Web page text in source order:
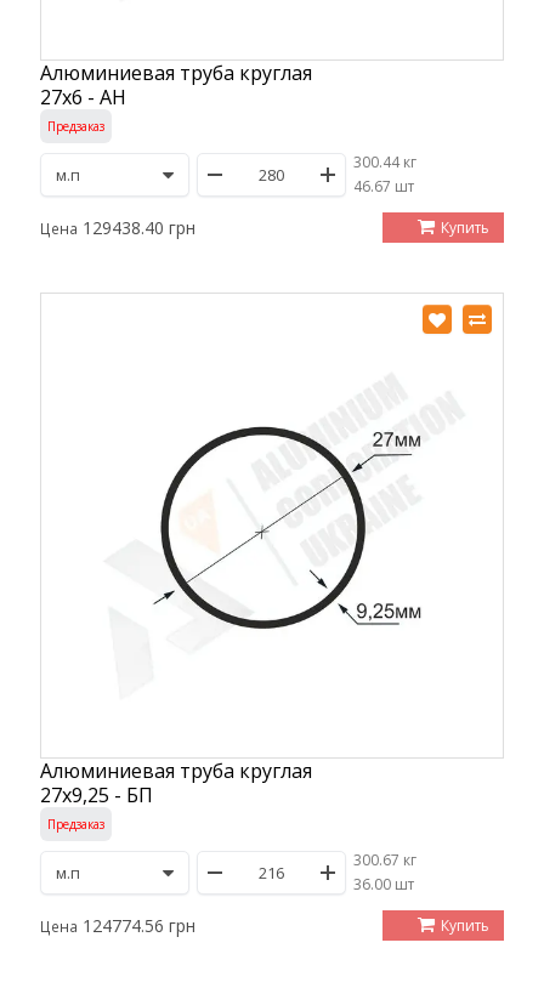
Алюминиевая труба круглая
27х6 - АН
Предзаказ
300.44 кг
/46.67 шт
Цена 129438.40 грн Купить
Алюминиевая труба круглая
27х9,25 - БП
Предзаказ
300.67 кг
/36.00 шт
Цена 124774.56 грн Купить